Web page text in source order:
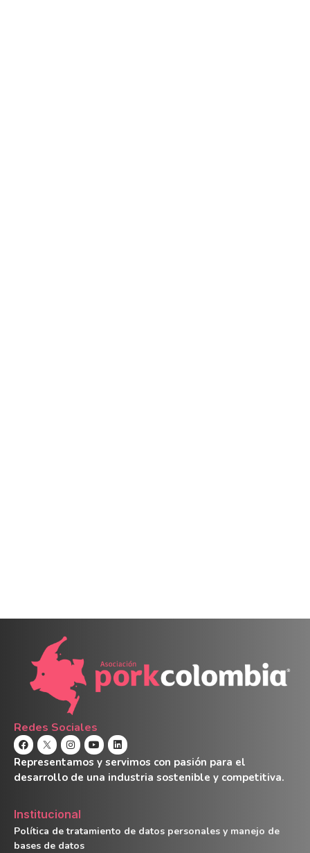
Redes Sociales
Representamos y servimos con pasión para el
desarrollo de una industria sostenible y competitiva.
Institucional
Política de tratamiento de datos personales y manejo de
bases de datos